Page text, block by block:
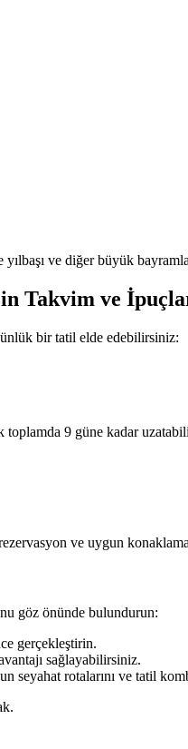
ve diğer büyük
Takvim ve
bir tatil elde edebilirsiniz:
9 güne kadar
ve uygun
göz önünde bulundurun:
gerçekleştirin.
sağlayabilirsiniz.
seyahat rotalarını ve tatil